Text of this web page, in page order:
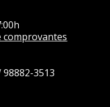
comprovantes
3513